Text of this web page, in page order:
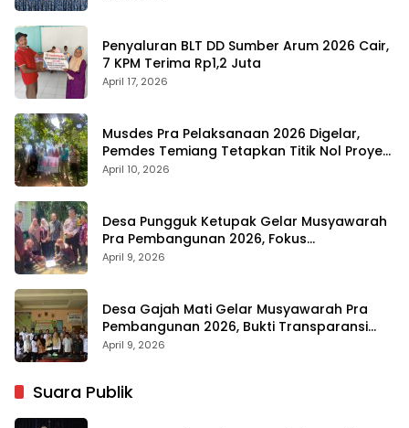
Penyaluran BLT DD Sumber Arum 2026 Cair,
7 KPM Terima Rp1,2 Juta
April 17, 2026
Musdes Pra Pelaksanaan 2026 Digelar,
Pemdes Temiang Tetapkan Titik Nol Proyek
Infrastruktur
April 10, 2026
Desa Pungguk Ketupak Gelar Musyawarah
Pra Pembangunan 2026, Fokus
Infrastruktur dan Transparansi
April 9, 2026
Desa Gajah Mati Gelar Musyawarah Pra
Pembangunan 2026, Bukti Transparansi
Anggaran
April 9, 2026
Suara Publik